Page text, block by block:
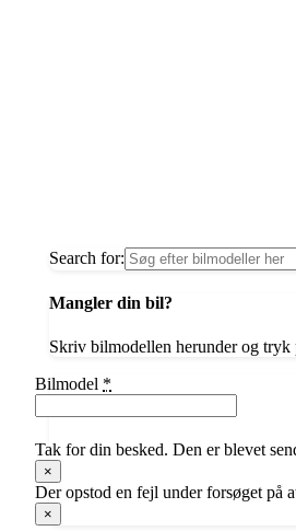
Search for:
Mangler din bil?
Skriv bilmodellen herunder og tryk
Bilmodel *
Tak for din besked. Den er blevet
×
Der opstod en fejl under forsøget på
×